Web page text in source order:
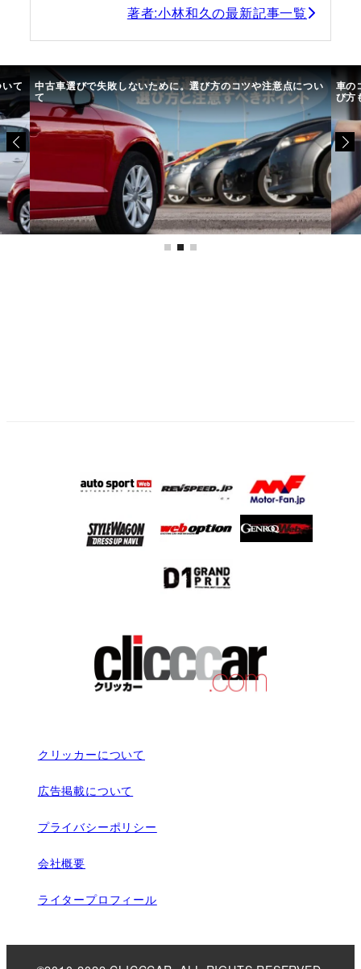
著者:小林和久の最新記事一覧
て 中古車選びで失敗しないために。選び方のコツや注意点につい
て
車の
び方
クリッカーについて
広告掲載について
プライバシーポリシー
会社概要
ライタープロフィール